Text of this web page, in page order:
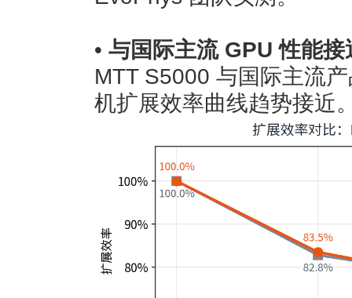
• 与国际主流 GPU 性能接
MTT S5000 与国际主流
机扩展效率曲线趋势接近